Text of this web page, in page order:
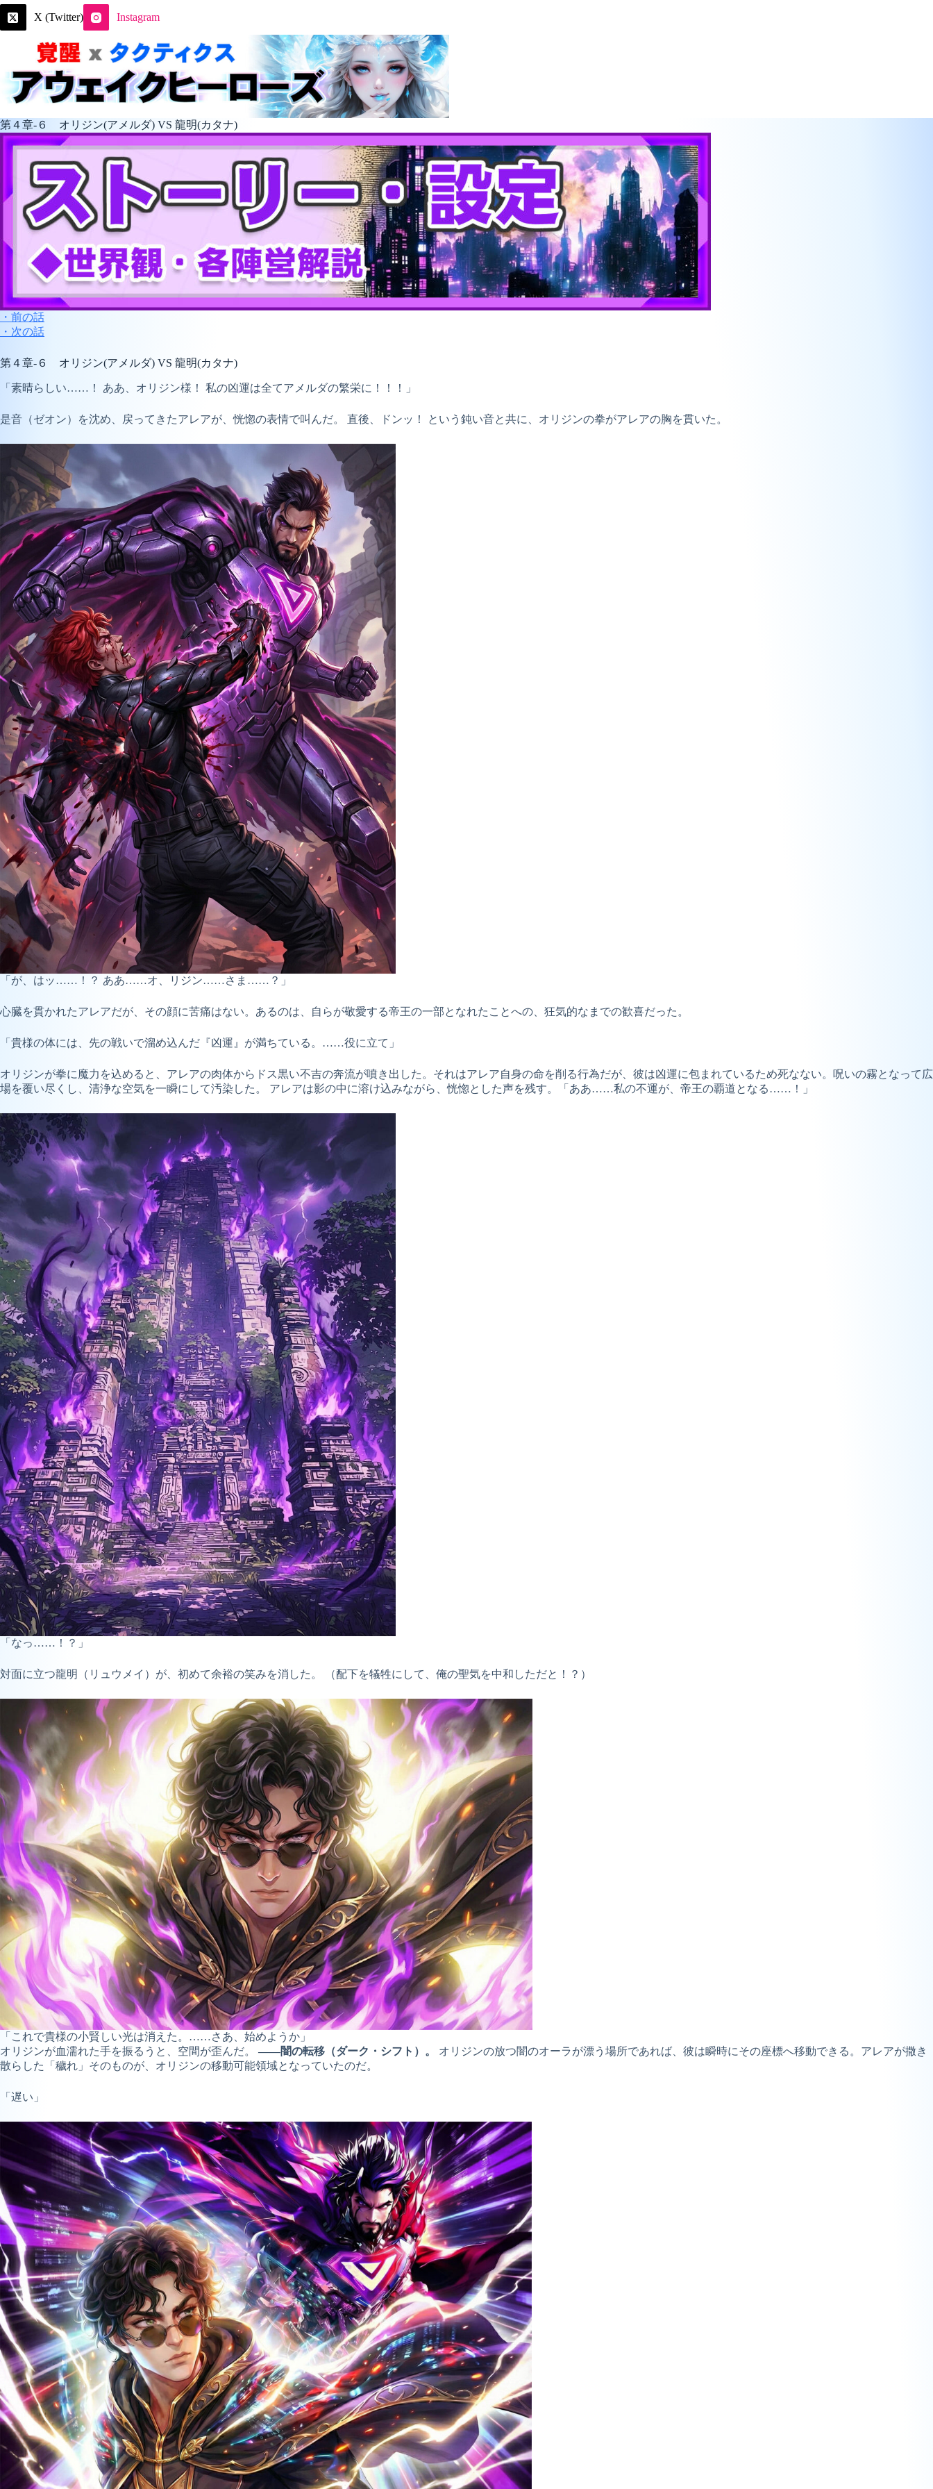
コ
ン
へ
ス
ッ
プ
X (Twitter) Instagram
第４章-６ オリジン(アメルダ) VS 龍明(カタナ)
・前の話
・次の話
第４章-６ オリジン(アメルダ) VS 龍明(カタナ)
「素晴らしい……！ ああ、オリジン様！ 私の凶運は全てアメルダの繁栄に！！！」
是音（ゼオン）を沈め、戻ってきたアレアが、恍惚の表情で叫んだ。 直後、ドンッ！ という鈍い音と共に、オリジンの拳がアレアの胸を貫いた。
「が、はッ……！？ ああ……オ、リジン……さま……？」
心臓を貫かれたアレアだが、その顔に苦痛はない。あるのは、自らが敬愛する帝王の一部となれたことへの、狂気的なまでの歓喜だった。
「貴様の体には、先の戦いで溜め込んだ『凶運』が満ちている。……役に立て」
オリジンが拳に魔力を込めると、アレアの肉体からドス黒い不吉の奔流が噴き出した。それはアレア自身の命を削る行為だが、彼は凶運に包まれているため死なない。呪いの霧となって広
場を覆い尽くし、清浄な空気を一瞬にして汚染した。 アレアは影の中に溶け込みながら、恍惚とした声を残す。「ああ……私の不運が、帝王の覇道となる……！」
「なっ……！？」
対面に立つ龍明（リュウメイ）が、初めて余裕の笑みを消した。 （配下を犠牲にして、俺の聖気を中和しただと！？）
「これで貴様の小賢しい光は消えた。……さあ、始めようか」
オリジンが血濡れた手を振るうと、空間が歪んだ。 ――闇の転移（ダーク・シフト）。
オリジンの放つ闇のオーラが漂う場所であれば、彼は瞬時にその座標へ移動できる。アレアが撒き
散らした「穢れ」そのものが、オリジンの移動可能領域となっていたのだ。
「遅い」